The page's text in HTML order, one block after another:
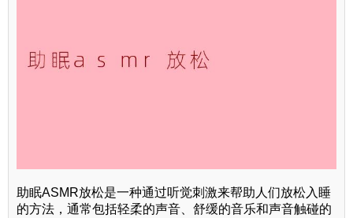
助眠ASMR放松是一种通过听觉刺激来帮助人们放松入睡
的方法，通常包括轻柔的声音、舒缓的音乐和声音触碰的